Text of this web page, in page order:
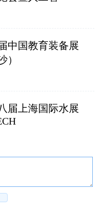
中国教育装备展
）
届上海国际水展